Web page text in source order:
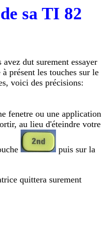
sa TI 82
dut surement essayer
présent les touches sur le
voici des précisions:
fenetre ou une application
au lieu d'éteindre votre
puis sur la
quittera surement